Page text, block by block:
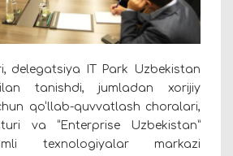
delegatsiya IT Park Uzbekistan
tanishdi, jumladan xorijiy
qo‘llab-quvvatlash choralari,
va “Enterprise Uzbekistan”
texnologiyalar markazi